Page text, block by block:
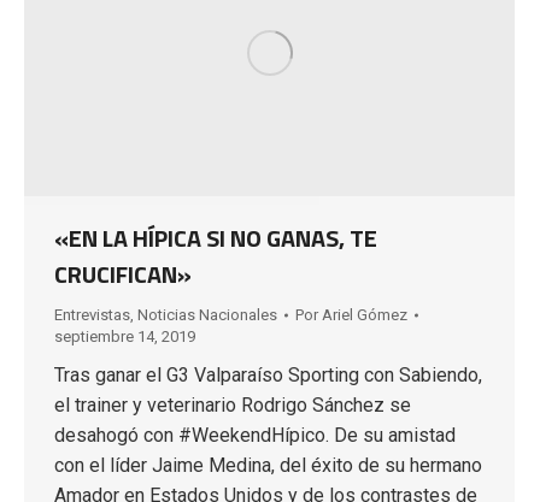
«EN LA HÍPICA SI NO GANAS, TE
CRUCIFICAN»
Entrevistas Noticias Nacionales Por Ariel Gómez
septiembre 14, 2019
Tras ganar el G3 Valparaíso Sporting con Sabiendo,
el trainer y veterinario Rodrigo Sánchez se
desahogó con #WeekendHípico. De su amistad
con el líder Jaime Medina, del éxito de su hermano
Amador en Estados Unidos y de los contrastes de